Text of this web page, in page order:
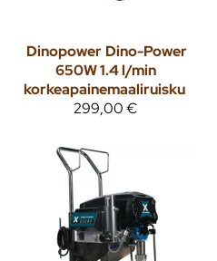
Dinopower Dino-Power
650W 1.4 l/min
korkeapainemaaliruisku
299,00 €